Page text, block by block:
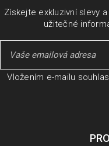
Získejte exkluzivní slevy
užitečné
Vložením e-mailu